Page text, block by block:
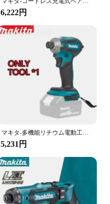
6,222円
5,231円